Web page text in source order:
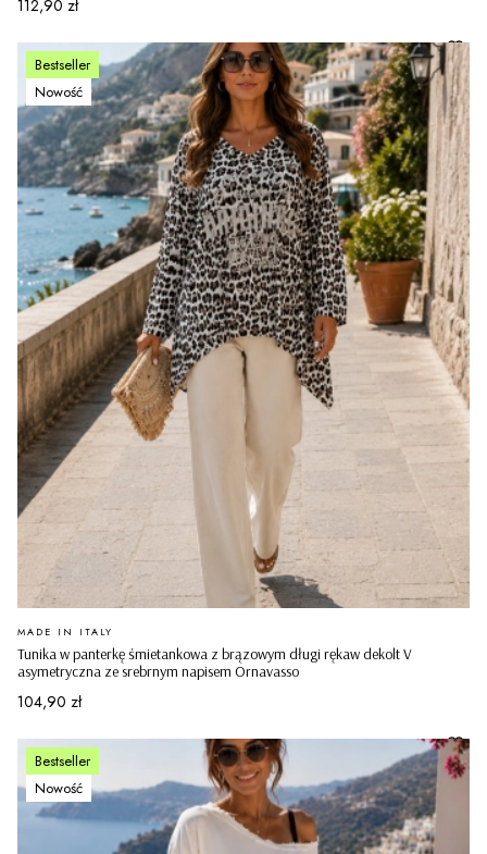
Cena
112,90 zł
Bestseller
Nowość
Tunika w panterkę śmietankowa z brązowym długi rękaw dekolt V
asymetryczna ze srebrnym napisem Ornavasso
PRODUCENT
MADE IN ITALY
Cena
104,90 zł
Bestseller
Nowość